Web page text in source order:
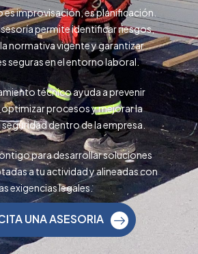
es improvisación, es planificación.
permite identificar riesgos,
normativa vigente y garantizar
seguras en el entorno laboral.
técnico ayuda a prevenir
procesos y mejorar la
dentro de la empresa.
para desarrollar soluciones
a tu actividad y alineadas con
exigencias legales.
UNA ASESORIA